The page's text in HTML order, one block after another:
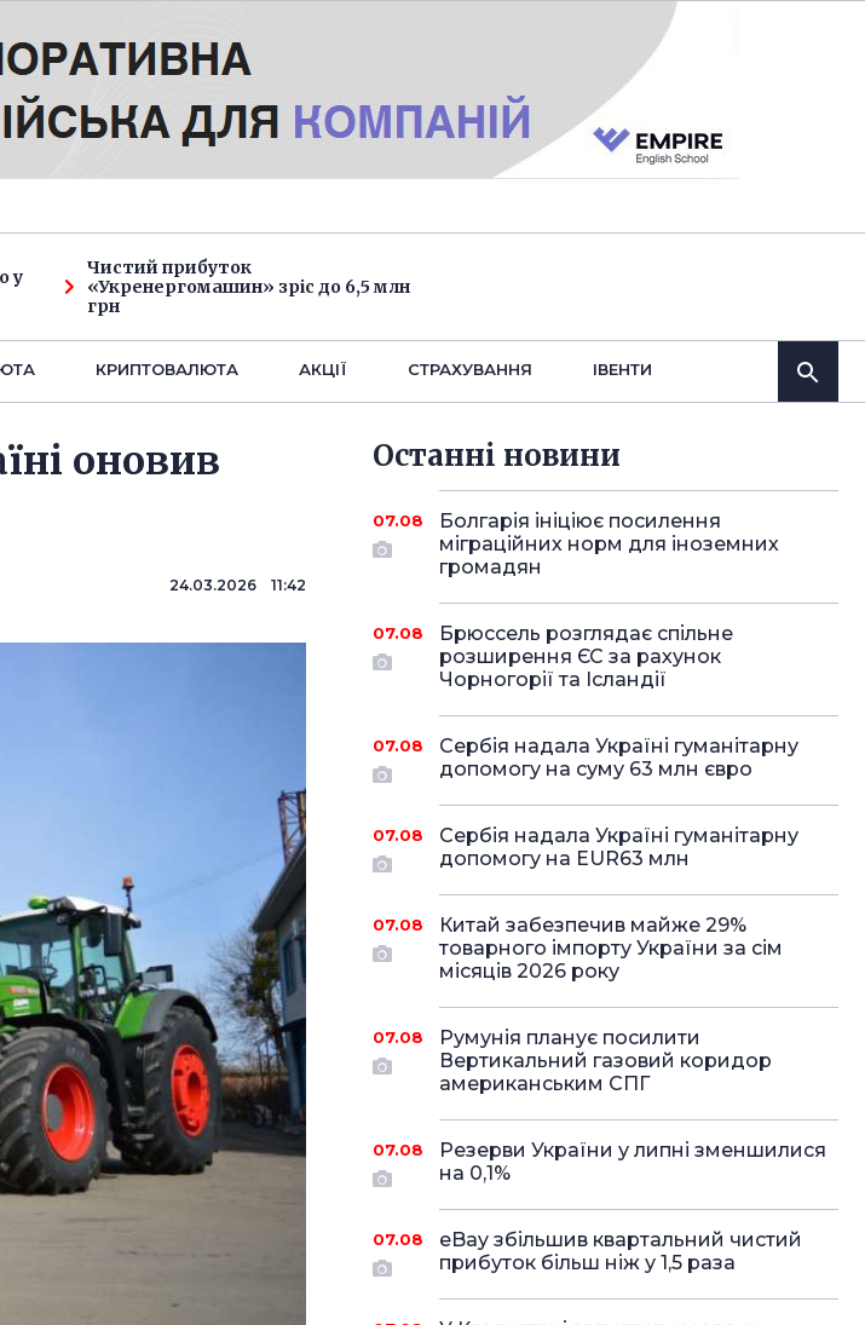
у
Чистий прибуток
«Укренергомашин» зріс до 6,5 млн
грн
КРИПТОВАЛЮТА АКЦІЇ СТРАХУВАННЯ IВЕНТИ
оновив
24.03.2026 11:42
Останнi новини
07.08
Болгарія ініціює посилення
міграційних норм для іноземних
громадян
07.08
Брюссель розглядає спільне
розширення ЄС за рахунок
Чорногорії та Ісландії
07.08
Сербія надала Україні гуманітарну
допомогу на суму 63 млн євро
07.08
Сербія надала Україні гуманітарну
допомогу на EUR63 млн
07.08
Китай забезпечив майже 29%
товарного імпорту України за сім
місяців 2026 року
07.08
Румунія планує посилити
Вертикальний газовий коридор
американським СПГ
07.08
Резерви України у липні зменшилися
на 0,1%
07.08
eBay збільшив квартальний чистий
прибуток більш ніж у 1,5 раза